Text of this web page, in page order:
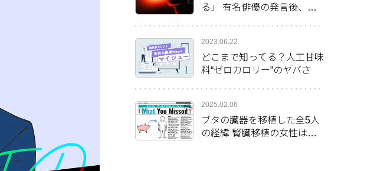
る」 有名俳優の発言後、米
2023.06.22
どこまで知ってる？人工甘味
料“ゼロカロリー”のヤバさ
2025.02.06
ブタの臓器を移植した全5人
の経緯 腎臓移植の女性は最